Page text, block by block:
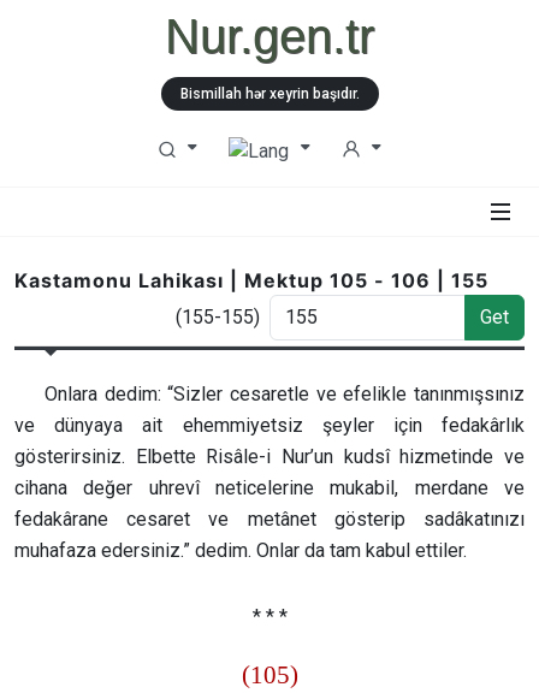
Nur.gen.tr
Bismillah hər xeyrin başıdır.
Kastamonu Lahikası | Mektup 105 - 106 | 155
(155-155) Get
Onlara dedim: “Sizler cesaretle ve efelikle tanınmışsınız
ve dünyaya ait ehemmiyetsiz şeyler için fedakârlık
gösterirsiniz. Elbette Risâle-i Nur’un kudsî hizmetinde ve
cihana değer uhrevî neticelerine mukabil, merdane ve
fedakârane cesaret ve metânet gösterip sadâkatınızı
muhafaza edersiniz.” dedim. Onlar da tam kabul ettiler.
* * *
(105)